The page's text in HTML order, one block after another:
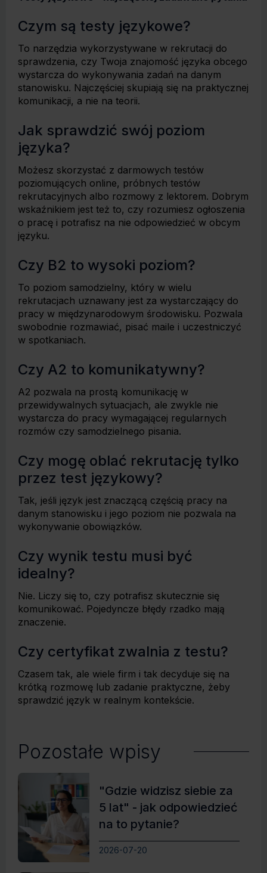
Czym są testy językowe?
To narzędzia wykorzystywane w rekrutacji do
sprawdzenia, czy Twoja znajomość języka obcego
wystarcza do wykonywania zadań na danym
stanowisku. Najczęściej skupiają się na praktycznej
komunikacji, a nie na teorii.
Jak sprawdzić swój poziom
języka?
Możesz skorzystać z darmowych testów
poziomujących online, próbnych testów
rekrutacyjnych albo rozmowy z lektorem. Dobrym
wskaźnikiem jest też to, czy rozumiesz ogłoszenia
o pracę i potrafisz na nie odpowiedzieć w obcym
języku.
Czy B2 to wysoki poziom?
To poziom samodzielny, który w wielu
rekrutacjach uznawany jest za wystarczający do
pracy w międzynarodowym środowisku. Pozwala
swobodnie rozmawiać, pisać maile i uczestniczyć
w spotkaniach.
Czy A2 to komunikatywny?
A2 pozwala na prostą komunikację w
przewidywalnych sytuacjach, ale zwykle nie
wystarcza do pracy wymagającej regularnych
rozmów czy samodzielnego pisania.
Czy mogę oblać rekrutację tylko
przez test językowy?
Tak, jeśli język jest znaczącą częścią pracy na
danym stanowisku i jego poziom nie pozwala na
wykonywanie obowiązków.
Czy wynik testu musi być
idealny?
Nie. Liczy się to, czy potrafisz skutecznie się
komunikować. Pojedyncze błędy rzadko mają
znaczenie.
Czy certyfikat zwalnia z testu?
Czasem tak, ale wiele firm i tak decyduje się na
krótką rozmowę lub zadanie praktyczne, żeby
sprawdzić język w realnym kontekście.
Pozostałe wpisy
"Gdzie widzisz siebie za
5 lat" - jak odpowiedzieć
na to pytanie?
2026-07-20